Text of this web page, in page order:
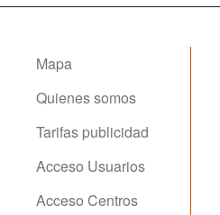
Mapa
Quienes somos
Tarifas publicidad
Acceso Usuarios
Acceso Centros